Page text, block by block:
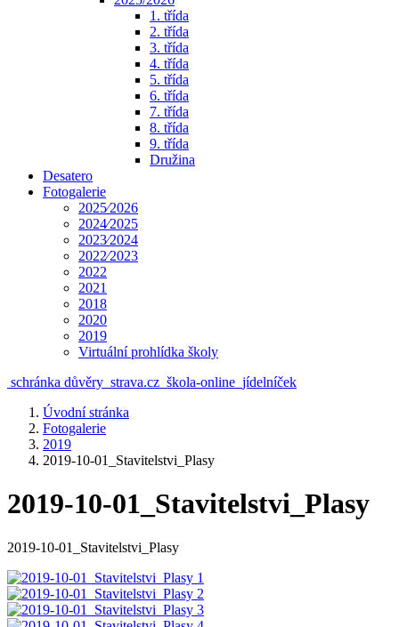
1. třída
2. třída
3. třída
4. třída
5. třída
6. třída
7. třída
8. třída
9. třída
Družina
Desatero
Fotogalerie
2025⁄2026
2024⁄2025
2023⁄2024
2022⁄2023
2022
2021
2018
2020
2019
Virtuální prohlídka školy
schránka důvěry strava.cz škola-online jídelníček
Úvodní stránka
Fotogalerie
2019
2019-10-01_Stavitelstvi_Plasy
2019-10-01_Stavitelstvi_Plasy
2019-10-01_Stavitelstvi_Plasy